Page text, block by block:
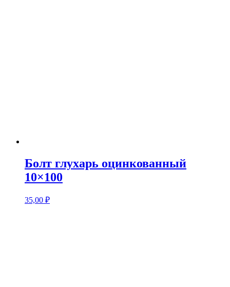
Болт глухарь оцинкованный
10×100
35,00 ₽